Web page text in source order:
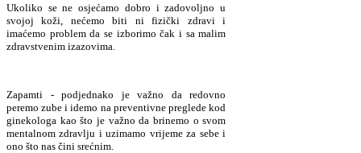
Ukoliko se ne osjećamo dobro i zadovoljno u
svojoj koži, nećemo biti ni fizički zdravi i
imaćemo problem da se izborimo čak i sa malim
zdravstvenim izazovima.
Zapamti - podjednako je važno da redovno
peremo zube i idemo na preventivne preglede kod
ginekologa kao što je važno da brinemo o svom
mentalnom zdravlju i uzimamo vrijeme za sebe i
ono što nas čini srećnim.